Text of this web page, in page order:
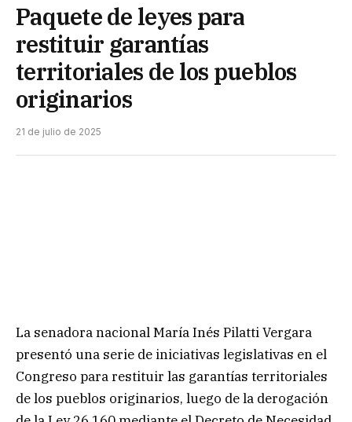
Paquete de leyes para
restituir garantías
territoriales de los pueblos
originarios
21 de julio de 2025
La senadora nacional María Inés Pilatti Vergara
presentó una serie de iniciativas legislativas en el
Congreso para restituir las garantías territoriales
de los pueblos originarios, luego de la derogación